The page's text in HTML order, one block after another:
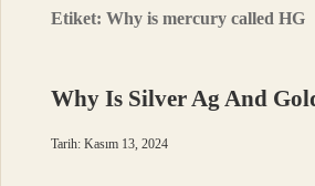
Etiket:Why is mercury called HG
Why Is Silver Ag And
Tarih: Kasım 13, 2024